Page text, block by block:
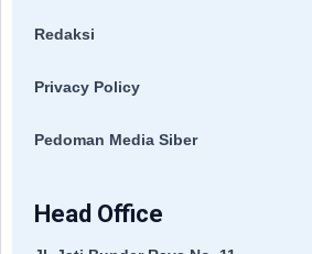
Redaksi
Privacy Policy
Pedoman Media Siber
Head Office